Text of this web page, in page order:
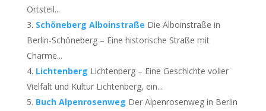
Ortsteil...
Schöneberg Alboinstraße Die Alboinstraße in
Berlin-Schöneberg – Eine historische Straße mit
Charme...
Lichtenberg Lichtenberg – Eine Geschichte voller
Vielfalt und Kultur Lichtenberg, ein...
Buch Alpenrosenweg Der Alpenrosenweg in Berlin